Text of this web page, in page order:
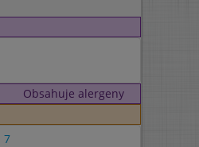
Obsahuje alergeny
7